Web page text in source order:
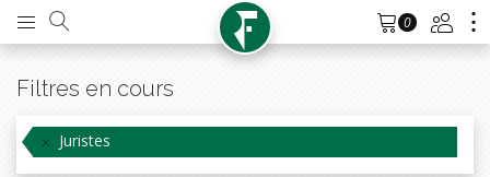
0
Filtres en cours
Juristes